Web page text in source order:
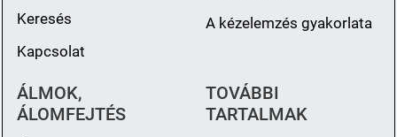
Keresés
Kapcsolat
A kézelemzés gyakorlata
ÁLMOK,
ÁLOMFEJTÉS
TOVÁBBI
TARTALMAK